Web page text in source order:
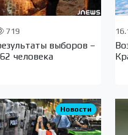
719
выборов –
человека
Новости